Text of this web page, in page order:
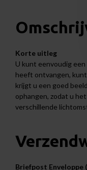
Korte uitleg
U kunt eenvoudig
heeft ontvangen,
krijgt u een goed
ophangen, zodat u
verschillende
Briefpost Enveloppe